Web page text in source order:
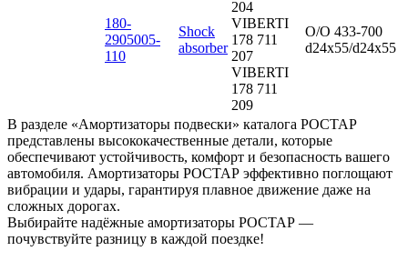
180-
2905005-
110
Shock
absorber
204
VIBERTI
178 711
207
VIBERTI
178 711
209
O/O 433-700
d24x55/d24x55
В разделе «Амортизаторы подвески» каталога РОСТАР
представлены высококачественные детали, которые
обеспечивают устойчивость, комфорт и безопасность вашего
автомобиля. Амортизаторы РОСТАР эффективно поглощают
вибрации и удары, гарантируя плавное движение даже на
сложных дорогах.
Выбирайте надёжные амортизаторы РОСТАР —
почувствуйте разницу в каждой поездке!